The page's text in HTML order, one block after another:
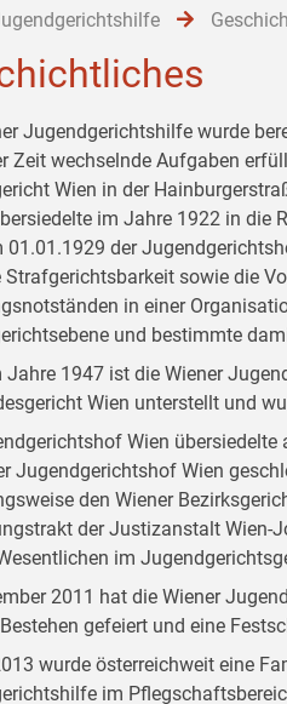
Jugendgerichtshilfe wurde
Zeit wechselnde Aufgaben
Wien in der
im Jahre 1922 in die
01.01.1929 der
Strafgerichtsbarkeit sowie die
in einer
und bestimmte
Jahre 1947 ist die Wiener
Wien unterstellt und
Wien
Jugendgerichtshof Wien
den Wiener
der Justizanstalt Wien-
im
2011 hat die Wiener
gefeiert und eine
wurde österreichweit eine
im